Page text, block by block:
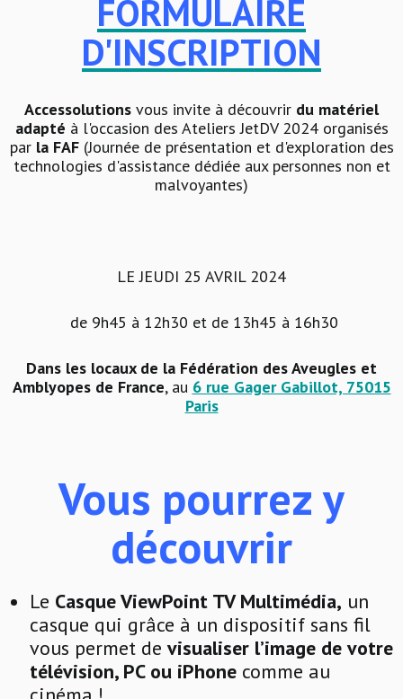
FORMULAIRE
D'INSCRIPTION
Accessolutions vous invite à découvrir du matériel
adapté à l'occasion des Ateliers JetDV 2024 organisés
par la FAF(Journée de présentation et d'exploration des
technologies d'assistance dédiée aux personnes non et
malvoyantes)
LE JEUDI 25 AVRIL 2024
de 9h45 à 12h30 et de 13h45 à 16h30
Dans les locaux de la Fédération des Aveugles et
Amblyopes de France, au 6 rue Gager Gabillot, 75015
Paris
Vous pourrez y
découvrir
Le Casque ViewPoint TV Multimédia, un
casque qui grâce à un dispositif sans fil
vous permet devisualiser l’image de votre
télévision, PC ou iPhone comme au